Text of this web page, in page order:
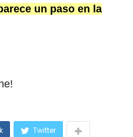
un paso en la
Twitter